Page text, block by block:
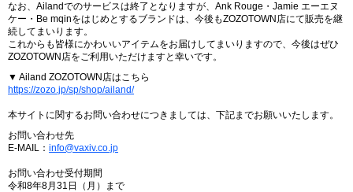
なお、Ailandでのサービスは終了となりますが、Ank Rouge・Jamie エーエヌ
ケー・Be mqinをはじめとするブランドは、今後もZOZOTOWN店にて販売を継
続してまいります。
これからも皆様にかわいいアイテムをお届けしてまいりますので、今後はぜひ
ZOZOTOWN店をご利用いただけますと幸いです。
▼ Ailand ZOZOTOWN店はこちら
https://zozo.jp/sp/shop/ailand/
本サイトに関するお問い合わせにつきましては、下記までお願いいたします。
お問い合わせ先
E-MAIL： info@vaxiv.co.jp
お問い合わせ受付期間
令和8年8月31日（月）まで